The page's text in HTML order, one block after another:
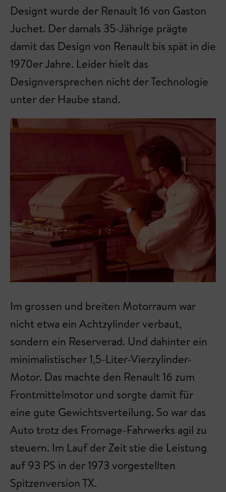
Designt wurde der Renault 16 von Gaston
Juchet. Der damals 35-Jährige prägte
damit das Design von Renault bis spät in die
1970er Jahre. Leider hielt das
Designversprechen nicht der Technologie
unter der Haube stand.
Im grossen und breiten Motorraum war
nicht etwa ein Achtzylinder verbaut,
sondern ein Reserverad. Und dahinter ein
minimalistischer 1,5-Liter-Vierzylinder-
Motor. Das machte den Renault 16 zum
Frontmittelmotor und sorgte damit für
eine gute Gewichtsverteilung. So war das
Auto trotz des Fromage-Fahrwerks agil zu
steuern. Im Lauf der Zeit stie die Leistung
auf 93 PS in der 1973 vorgestellten
Spitzenversion TX.